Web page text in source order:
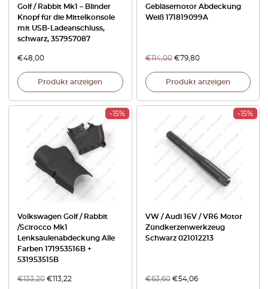
Golf / Rabbit Mk1 – Blinder
Knopf für die Mittelkonsole
mit USB-Ladeanschluss,
schwarz, 357957087
€48,00
Produkt anzeigen
Gebläsemotor Abdeckung
Weiß 171819099A
€114,00 €79,80
Produkt anzeigen
-15%
Volkswagen Golf / Rabbit
/Scirocco Mk1
Lenksäulenabdeckung Alle
Farben 171953516B +
531953515B
€133,20 €113,22
-15%
VW / Audi 16V / VR6 Motor
Zündkerzenwerkzeug
Schwarz 021012213
€63,60 €54,06